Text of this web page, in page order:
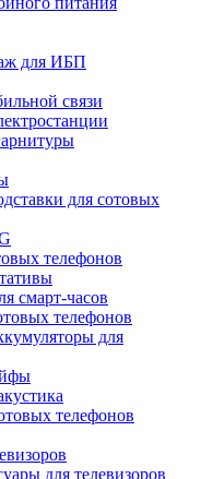
для ИБП
связи
для сотовых
телефонов
смарт-часов
телефонов
для
телефонов
для телевизоров